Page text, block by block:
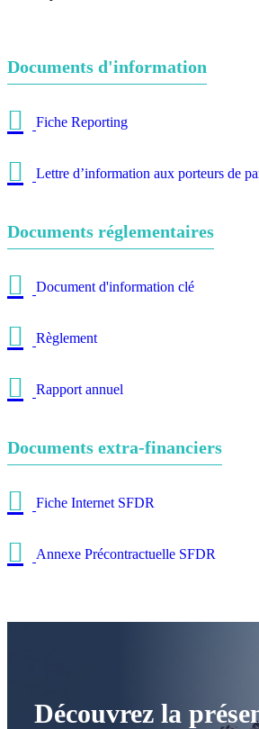
Documents d'information
Fiche Reporting
Lettre d’information aux porteurs de
Documents réglementaires
Document d'information clé
Règlement
Rapport annuel
Documents extra-financiers
Fiche Internet SFDR
Annexe Précontractuelle SFDR
Découvrez la